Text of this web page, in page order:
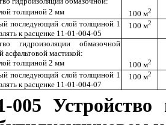
толщиной 2 мм 100 м2
последующий слой толщиной 1
к расценке 11-01-004-05
100 м2
гидроизоляции обмазочной
асфальтовой мастикой:
толщиной 2 мм 100 м2
последующий слой толщиной 1
к расценке 11-01-004-07
100 м2
005 Устройство